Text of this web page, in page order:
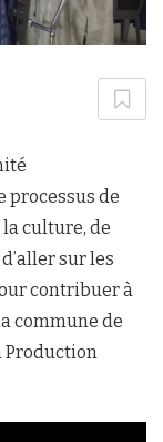
processus de
culture, de
sur les
contribuer à
commune de
Production